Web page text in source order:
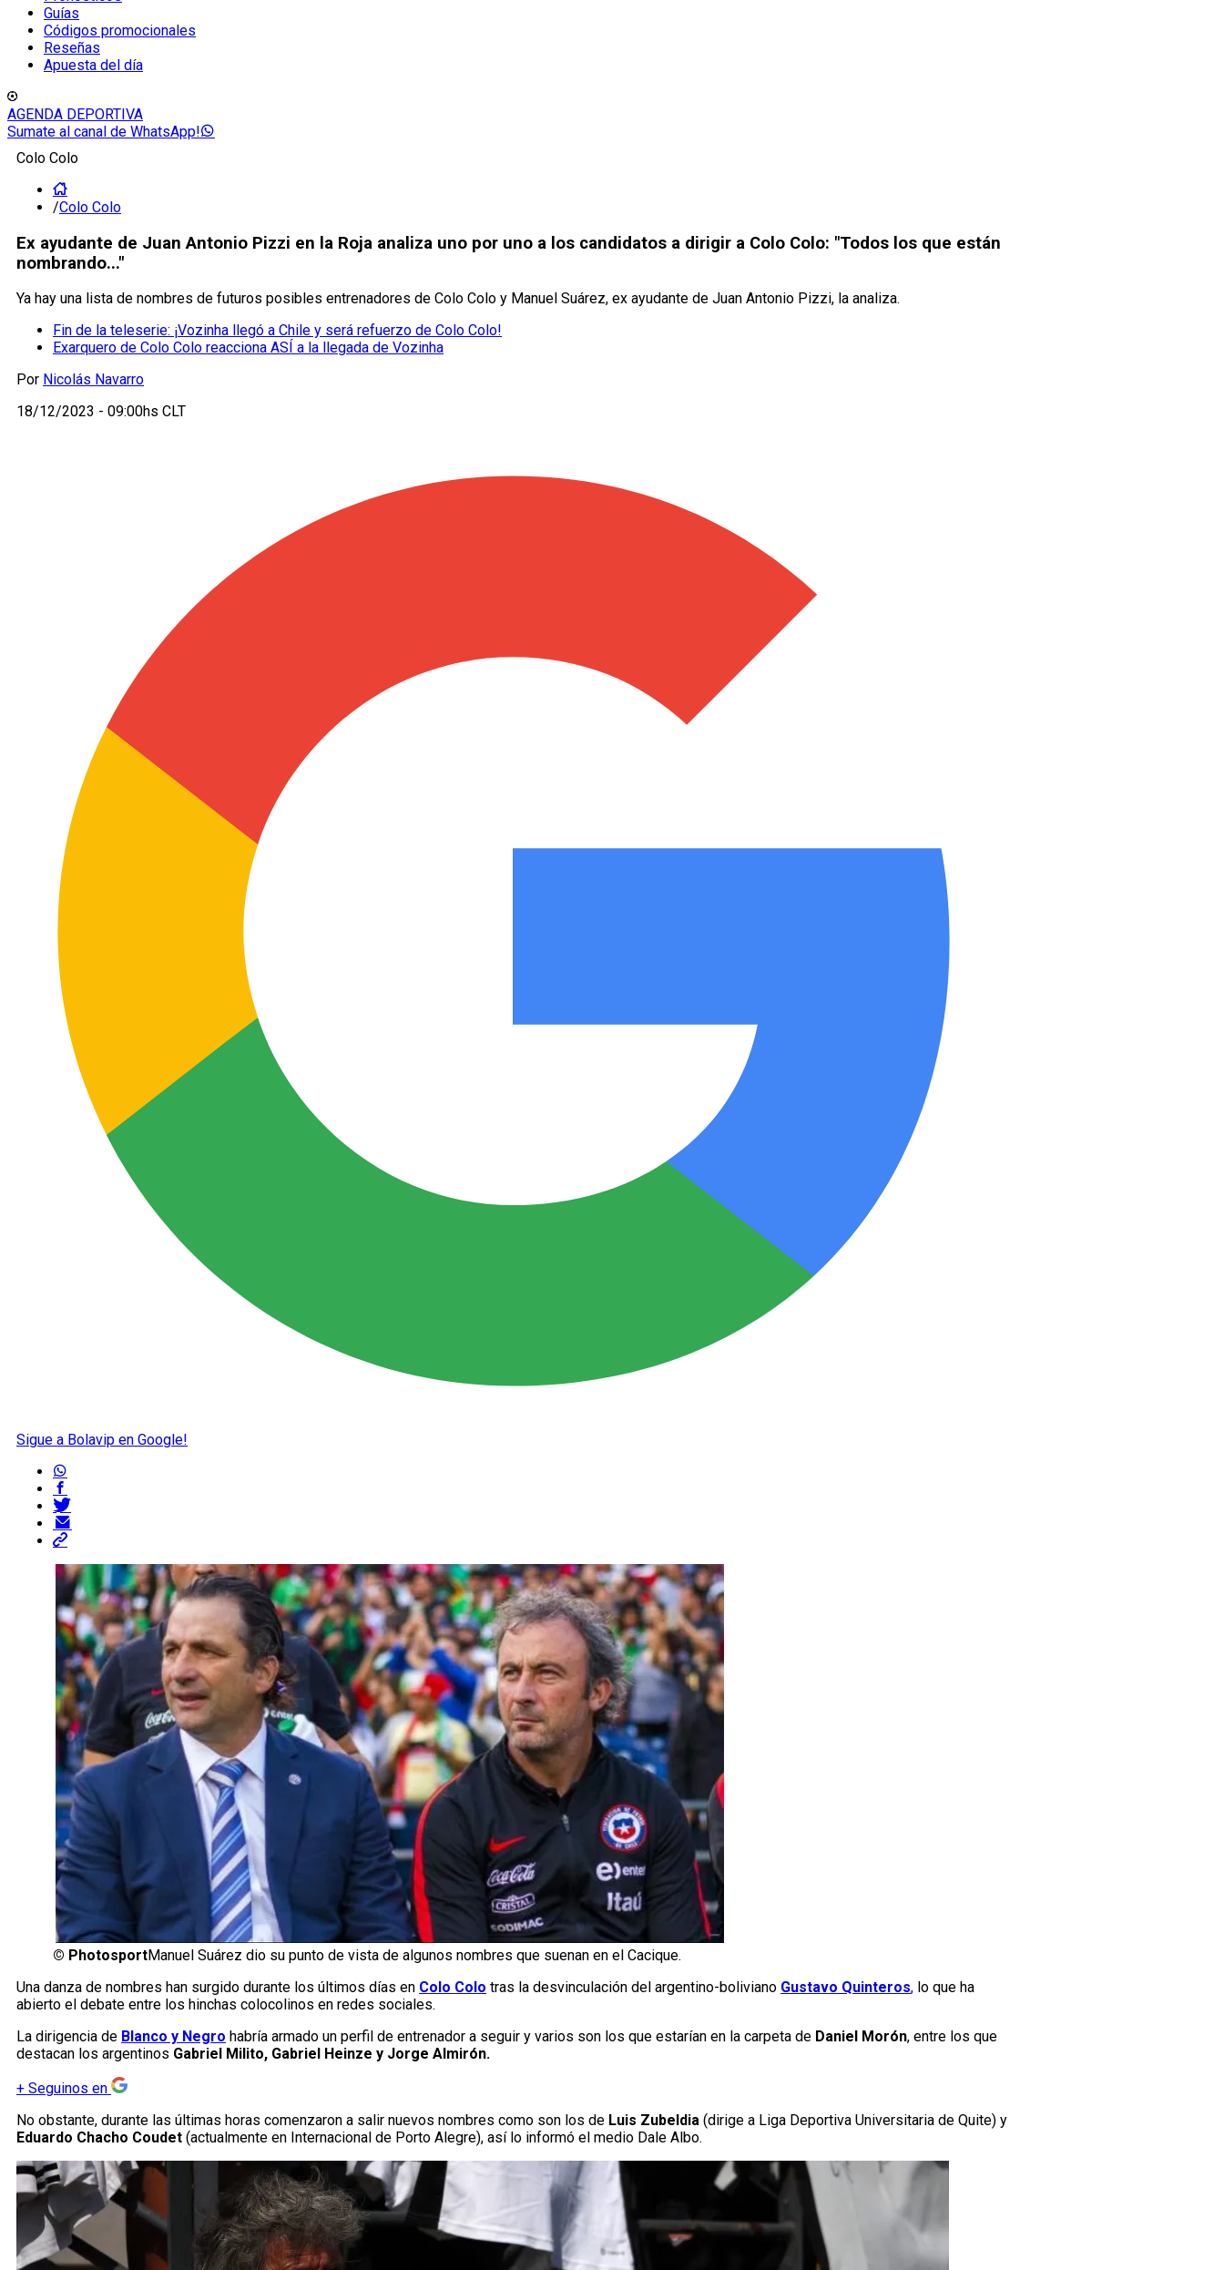
Guías
Códigos promocionales
Reseñas
Apuesta del día
AGENDA DEPORTIVA
Sumate al canal de WhatsApp!
Colo Colo
/Colo Colo
Ex ayudante de Juan Antonio Pizzi en la Roja analiza uno por uno a los candidatos a dirigir a Colo Colo: "Todos los que están
nombrando..."
Ya hay una lista de nombres de futuros posibles entrenadores de Colo Colo y Manuel Suárez, ex ayudante de Juan Antonio Pizzi, la analiza.
Fin de la teleserie: ¡Vozinha llegó a Chile y será refuerzo de Colo Colo!
Exarquero de Colo Colo reacciona ASÍ a la llegada de Vozinha
Por Nicolás Navarro
18/12/2023 - 09:00hs CLT
Sigue a Bolavip en Google!
© PhotosportManuel Suárez dio su punto de vista de algunos nombres que suenan en el Cacique.
Una danza de nombres han surgido durante los últimos días en Colo Colo tras la desvinculación del argentino-boliviano Gustavo Quinteros, lo que ha
abierto el debate entre los hinchas colocolinos en redes sociales.
La dirigencia de Blanco y Negro habría armado un perfil de entrenador a seguir y varios son los que estarían en la carpeta de Daniel Morón, entre los que
destacan los argentinos Gabriel Milito, Gabriel Heinze y Jorge Almirón.
+ Seguinos en
No obstante, durante las últimas horas comenzaron a salir nuevos nombres como son los de Luis Zubeldia (dirige a Liga Deportiva Universitaria de Quite) y
Eduardo Chacho Coudet (actualmente en Internacional de Porto Alegre), así lo informó el medio Dale Albo.